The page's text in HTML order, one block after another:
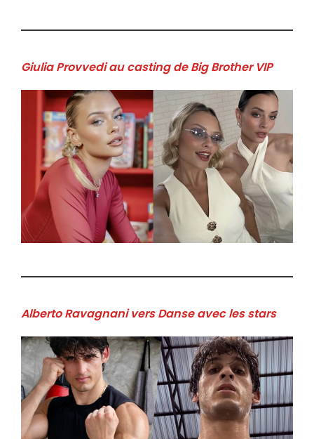
Giulia Provvedi au casting de Big Brother VIP
Alberto Ravagnani vers Danse avec les stars